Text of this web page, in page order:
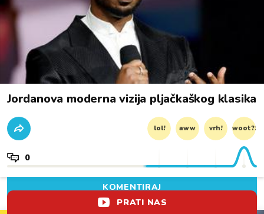
Jordanova moderna vizija pljačkaškog klasika
lol! aww vrh! woot?!
0
KOMENTIRAJ
PRATI NAS